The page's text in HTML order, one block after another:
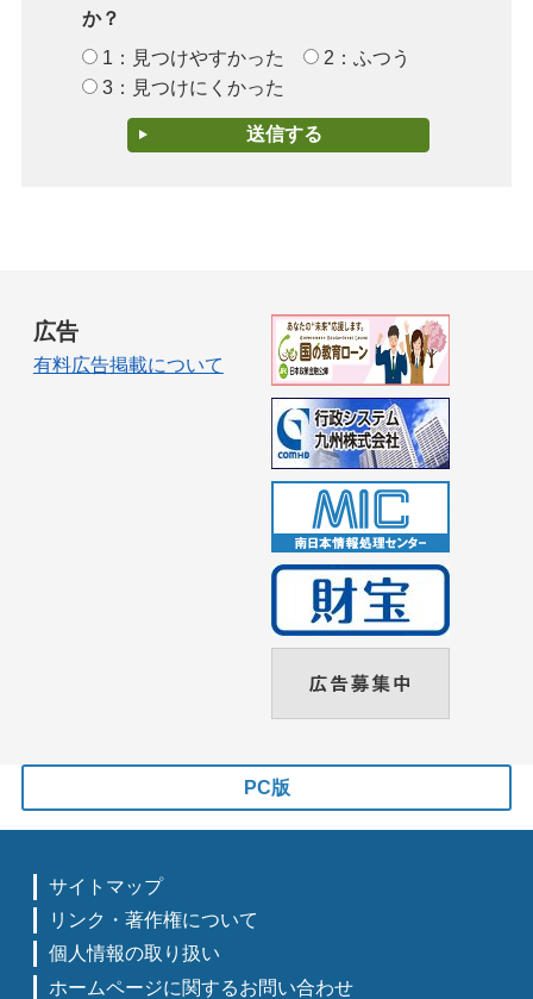
か？
1：見つけやすかった
2：ふつう
3：見つけにくかった
広告
有料広告掲載について
PC版
サイトマップ
リンク・著作権について
個人情報の取り扱い
ホームページに関するお問い合わせ